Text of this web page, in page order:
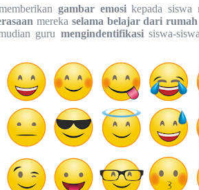
gambar emosikepada siswa
mereka selama belajar dari rumah
guru mengindentifikasisiswa-